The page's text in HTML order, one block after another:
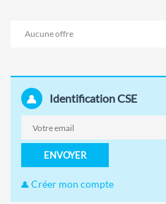
Aucune offre
Identification CSE
ENVOYER
Créer mon compte